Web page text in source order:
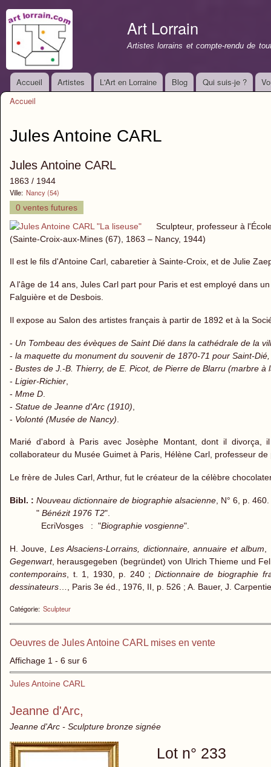
Art Lorrain
Artistes lorrains et compte-rendu de
Menu principal
Accueil Artistes L'Art en Lorraine Blog Qui suis-je ?
Accueil
Jules Antoine CARL
Jules Antoine CARL
1863 / 1944
Ville: Nancy (54)
0 ventes futures
Sculpteur, professeur à
(Sainte-Croix-aux-Mines (67), 1863 – Nancy, 1944)
Il est le fils d'Antoine Carl, cabaretier à Sainte-Croix, et de Julie
A l'âge de 14 ans, Jules Carl part pour Paris et est employé dans
Falguière et de Desbois.
Il expose au Salon des artistes français à partir de 1892 et à la
- Un Tombeau des évèques de Saint Dié dans la cathédrale de la
- la maquette du monument du souvenir de 1870-71 pour Saint-
- Bustes de J.-B. Thierry, de E. Picot, de Pierre de Blarru (marbre
- Ligier-Richier
- Mme D
- Statue de Jeanne d'Arc (1910)
- Volonté (Musée de Nancy)
Marié d'abord à Paris avec Josèphe Montant, dont il divorça,
collaborateur du Musée Guimet à Paris, Hélène Carl, professeur de
Le frère de Jules Carl, Arthur, fut le créateur de la célèbre
Bibl. : Nouveau dictionnaire de biographie alsacienne , N° 6, p. 460.
" Bénézit 1976 T2".
EcriVosges : "Biographie vosgienne".
H. Jouve, Les Alsaciens-Lorrains, dictionnaire, annuaire et album
Gegenwart, herausgegeben (begründet) von Ulrich Thieme und
contemporains , t. 1, 1930, p. 240 ; Dictionnaire de biographie
dessinateurs …, Paris 3e éd., 1976, II, p. 526 ; A. Bauer, J.
Catégorie: Sculpteur
Oeuvres de Jules Antoine CARL mises en vente
Affichage 1 - 6 sur 6
Jules Antoine CARL
Jeanne d'Arc,
Jeanne d'Arc - Sculpture bronze signée
Lot n° 233